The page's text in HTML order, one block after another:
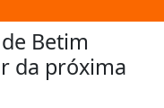
Betim
da próxima